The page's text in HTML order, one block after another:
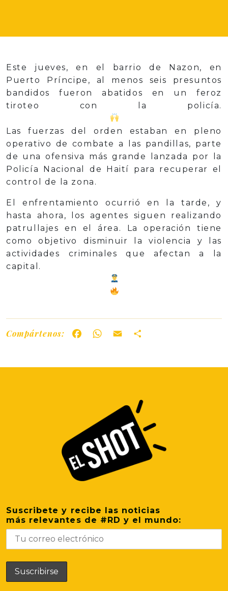
Este jueves, en el barrio de Nazon, en
Puerto Príncipe, al menos seis presuntos
bandidos fueron abatidos en un feroz
tiroteo con la policía.
Las fuerzas del orden estaban en pleno
operativo de combate a las pandillas, parte
de una ofensiva más grande lanzada por la
Policía Nacional de Haití para recuperar el
control de la zona.
El enfrentamiento ocurrió en la tarde, y
hasta ahora, los agentes siguen realizando
patrullajes en el área. La operación tiene
como objetivo disminuir la violencia y las
actividades criminales que afectan a la
capital.
Compártenos: FacebookWhatsApp
Email
Suscribete y recibe las noticias
más relevantes de #RD y el mundo: